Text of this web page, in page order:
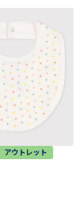
アウトレット